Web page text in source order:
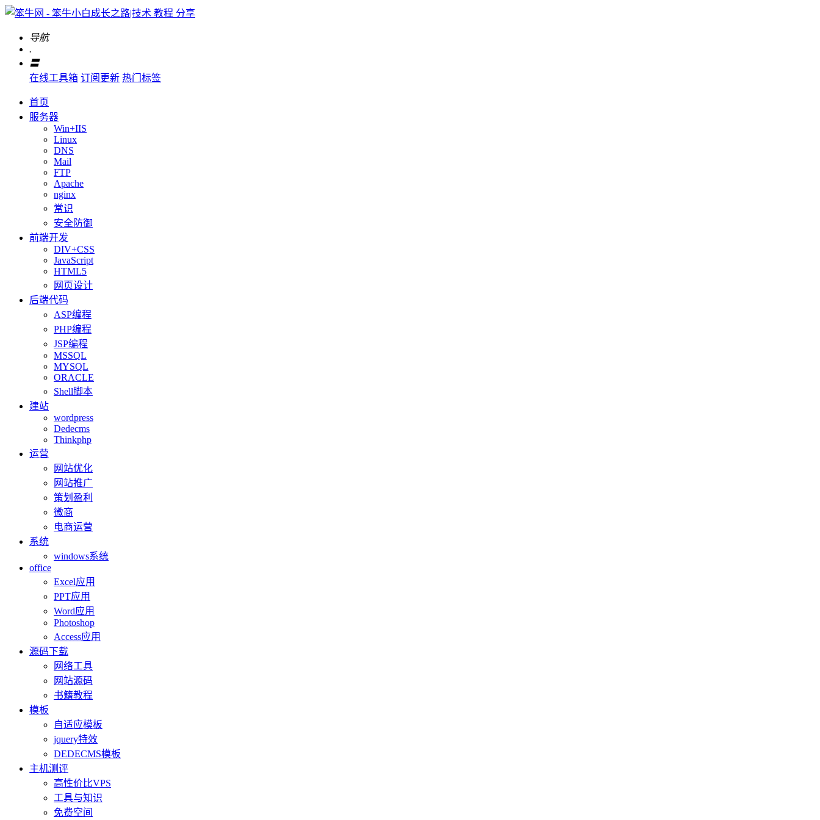
导航
.
〓
在线工具箱 订阅更新 热门标签
首页
服务器
Win+IIS
Linux
DNS
Mail
FTP
Apache
nginx
常识
安全防御
前端开发
DIV+CSS
JavaScript
HTML5
网页设计
后端代码
ASP编程
PHP编程
JSP编程
MSSQL
MYSQL
ORACLE
Shell脚本
建站
wordpress
Dedecms
Thinkphp
运营
网站优化
网站推广
策划盈利
微商
电商运营
系统
windows系统
office
Excel应用
PPT应用
Word应用
Photoshop
Access应用
源码下载
网络工具
网站源码
书籍教程
模板
自适应模板
jquery特效
DEDECMS模板
主机测评
高性价比VPS
工具与知识
免费空间